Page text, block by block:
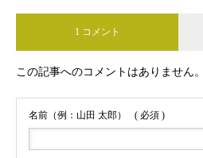
1 コメント
この記事へのコメントはありません。
名前（例：山田 太郎） ( 必須 )